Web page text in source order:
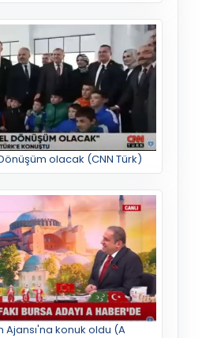
olacak (CNN Türk)
Ajansı'na konuk oldu (A